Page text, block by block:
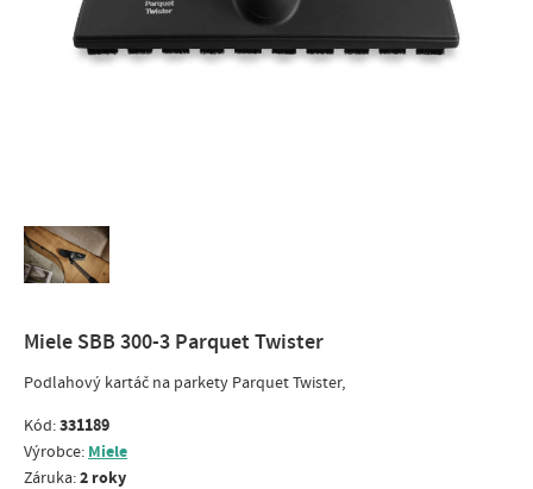
Miele SBB 300-3 Parquet Twister
Podlahový kartáč na parkety Parquet Twister,
Kód:331189
Výrobce: Miele
Záruka:2 roky